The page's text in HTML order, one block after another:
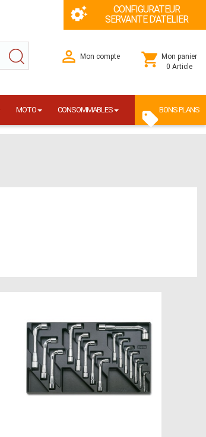
CONFIGURATEUR
SERVANTE D'ATELIER
Mon compte
Mon panier
0 Article
MOTO CONSOMMABLES BONS PLANS